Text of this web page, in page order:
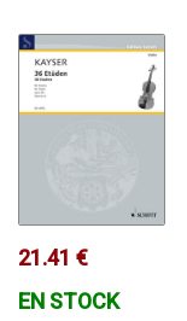
21.41 €
EN STOCK